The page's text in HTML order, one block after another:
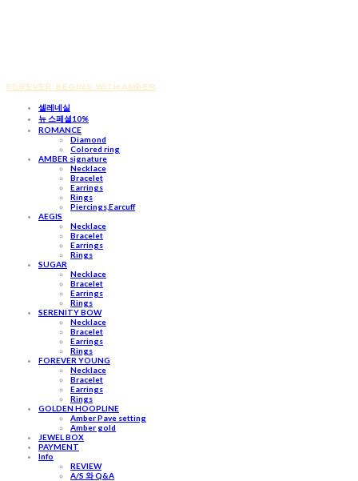
FOREVER BEGINS WITH AMBER
셀레네실
뉴 스페셜10%
ROMANCE
Diamond
Colored ring
AMBER signature
Necklace
Bracelet
Earrings
Rings
Piercings,Earcuff
AEGIS
Necklace
Bracelet
Earrings
Rings
SUGAR
Necklace
Bracelet
Earrings
Rings
SERENITY BOW
Necklace
Bracelet
Earrings
Rings
FOREVER YOUNG
Necklace
Bracelet
Earrings
Rings
GOLDEN HOOPLINE
Amber Pave setting
Amber gold
JEWEL BOX
PAYMENT
Info
REVIEW
A/S 와 Q&A